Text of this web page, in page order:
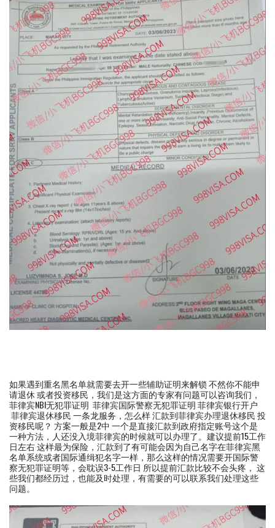
如果遇到重名黑名单就需要去开一些辅助证明来解锁 不然你不能申
请退休 或者投资移民，我们是这方面的专家有问题可以咨询我们，
菲律宾NBI无犯罪证明 菲律宾国际警察无犯罪证明 菲律宾银行开户
菲律宾退休移民 一条龙服务，怎么样 汇款到菲律宾办理退休移民 投
资移民呢？ 方案一般是2中 一个是直接汇款到政府指定账号这个是
一种方法，人还没入境菲律宾的时候就可以办理了。建议提前15工作
日左右 这样最为保险，汇款到了有可能会因为自己名字在菲律宾黑
名单系统或者国际通缉犯名字一样，那么这样的情况需要开国际警
察无犯罪证明等，会耽误3-5工作日 所以提前汇款比较不会头疼， 这
些我们都经历过，也能及时处理，有需要的可以联系我们处理这些
问题。